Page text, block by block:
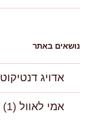
נושאים באתר
אדויג דנטיקוט
אמי לאוול (1)